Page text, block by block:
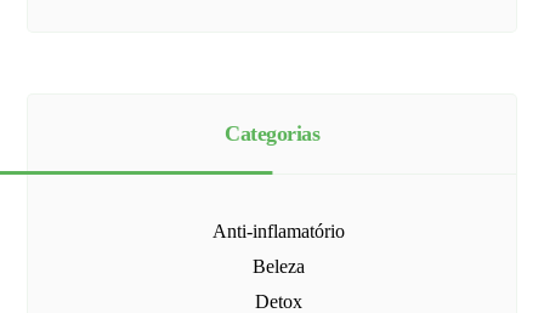
Categorias
Anti-inflamatório
Beleza
Detox